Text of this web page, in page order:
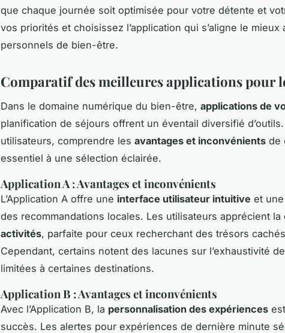
que chaque journée soit optimisée pour votre détente et
vos priorités et choisissez l’application qui s’aligne le
personnels de bien-être.
Comparatif des meilleures applications pour
Dans le domaine numérique du bien-être, applications de
planification de séjours offrent un éventail diversifié
utilisateurs, comprendre les avantages et inconvénients de
essentiel à une sélection éclairée.
Application A : Avantages et inconvénients
L’Application A offre une interface utilisateur intuitive et
des recommandations locales. Les utilisateurs apprécient la
activités, parfaite pour ceux recherchant des trésors
Cependant, certains notent des lacunes sur l’exhaustivité
limitées à certaines destinations.
Application B : Avantages et inconvénients
Avec l’Application B, la personnalisation des expériences
succès. Les alertes pour expériences de dernière minute